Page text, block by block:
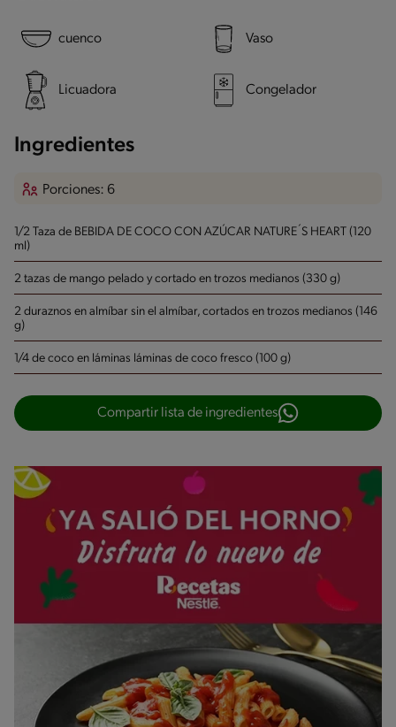
cuenco Vaso
Licuadora Congelador
Ingredientes
Porciones: 6
1/2 Taza de BEBIDA DE COCO CON AZÚCAR NATURE´S HEART (120
ml)
2 tazas de mango pelado y cortado en trozos medianos (330 g)
2 duraznos en almíbar sin el almíbar, cortados en trozos medianos (146
g)
1/4 de coco en láminas láminas de coco fresco (100 g)
Compartir lista de ingredientes